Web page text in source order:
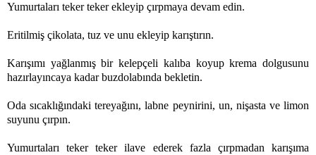
Yumurtaları teker teker ekleyip çırpmaya devam edin.
Eritilmiş çikolata, tuz ve unu ekleyip karıştırın.
Karışımı yağlanmış bir kelepçeli kalıba koyup krema dolgusunu
hazırlayıncaya kadar buzdolabında bekletin.
Oda sıcaklığındaki tereyağını, labne peynirini, un, nişasta ve limon
suyunu çırpın.
Yumurtaları teker teker ilave ederek fazla çırpmadan karışıma